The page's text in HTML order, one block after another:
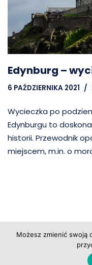
Edynburg –
6 PAŹDZIERNIKA 2021
Wycieczka po
Edynburgu to
historii. Przewodnik
miejscem, m.in. o
Copyright © 2026
Możesz zmienić swoją